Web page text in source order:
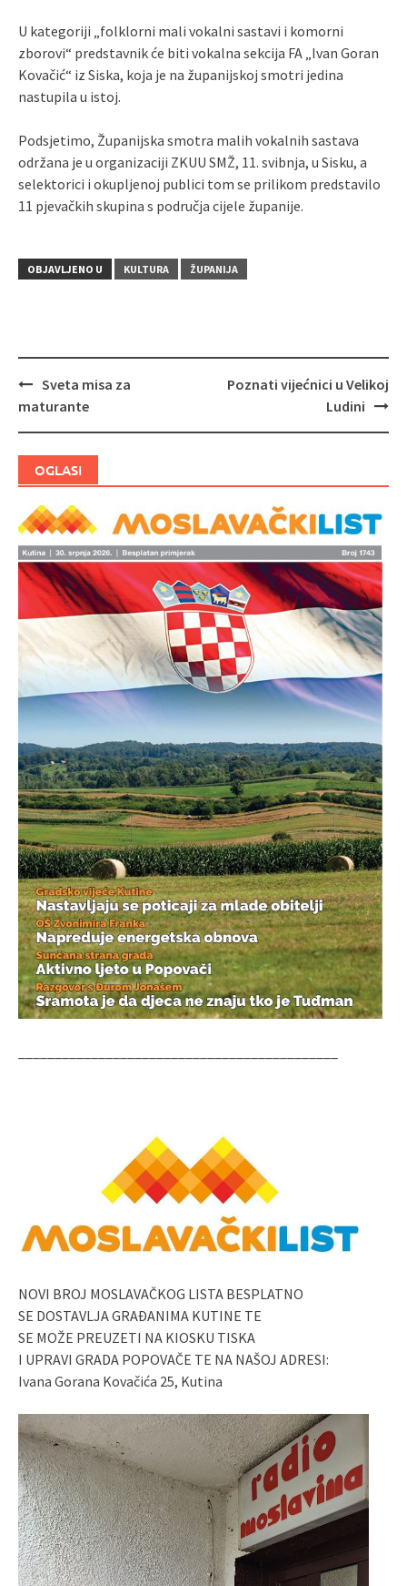
U kategoriji „folklorni mali vokalni sastavi i komorni
zborovi“ predstavnik će biti vokalna sekcija FA „Ivan Goran
Kovačić“ iz Siska, koja je na županijskoj smotri jedina
nastupila u istoj.
Podsjetimo, Županijska smotra malih vokalnih sastava
održana je u organizaciji ZKUU SMŽ, 11. svibnja, u Sisku, a
selektorici i okupljenoj publici tom se prilikom predstavilo
11 pjevačkih skupina s područja cijele županije.
OBJAVLJENO U KULTURA ŽUPANIJA
Navigacija
Sveta misa za
maturante
Poznati vijećnici u Velikoj
Ludini
OGLASI
NOVI BROJ MOSLAVAČKOG LISTA BESPLATNO
SE DOSTAVLJA GRAĐANIMA KUTINE TE
SE MOŽE PREUZETI NA KIOSKU TISKA
I UPRAVI GRADA POPOVAČE TE NA NAŠOJ ADRESI:
Ivana Gorana Kovačića 25, Kutina